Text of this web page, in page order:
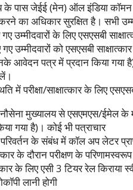
के पास जेईई (मेन) ऑल इंडिया
का अधिकार सुरक्षित है। सभी
उम्मीदवारों के लिए एसएसबी
गए उम्मीदवारों को एसएसबी
उनके आवेदन पत्र में प्रदान किया
में परीक्षा/साक्षात्कार के लिए
नौसेना मुख्यालय से एसएमएस/ईमेल के
गया है)। कोई भी पत्राचार
के संबंध में कॉल अप लेटर
के दौरान परीक्षण के
के लिए एसी 3 टियर रेल किराया
लानी होगी